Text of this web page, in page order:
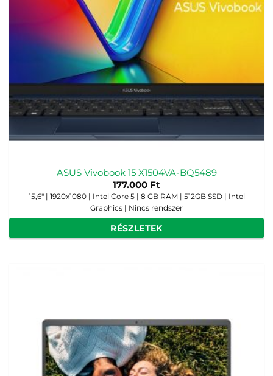
ASUS Vivobook 15 X1504VA-BQ5489
177.000 Ft
15,6" | 1920x1080 | Intel Core 5 | 8 GB RAM | 512GB SSD | Intel
Graphics | Nincs rendszer
RÉSZLETEK